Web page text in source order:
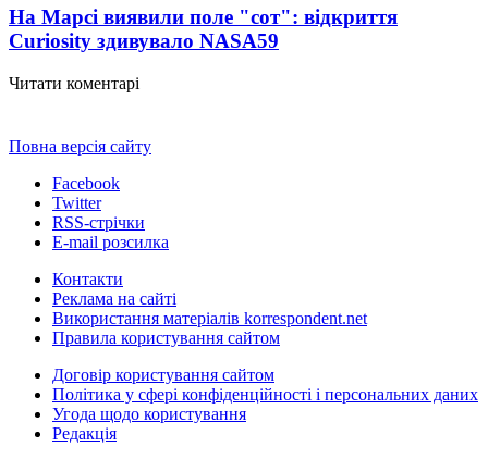
На Марсі виявили поле "сот": відкриття
Curiosity здивувало NASA59
Читати коментарі
Повна версія сайту
Facebook
Twitter
RSS-стрічки
E-mail розсилка
Контакти
Реклама на сайті
Використання матеріалів korrespondent.net
Правила користування сайтом
Договір користування сайтом
Політика у сфері конфіденційності і персональних даних
Угода щодо користування
Редакція